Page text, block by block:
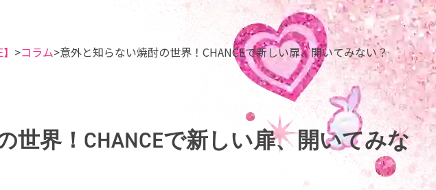
コラム 意外と知らない焼酎の世界！CHANCEで新しい扉、開いてみない？
世界！CHANCEで新しい扉、開いてみな